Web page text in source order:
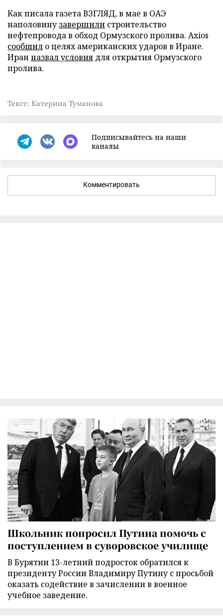
Как писала газета ВЗГЛЯД, в мае в ОАЭ
наполовинузавершили строительство
нефтепровода в обход Ормузского пролива. Axios
сообщил о целях американских ударов в Иране.
Иран назвал условия для открытия Ормузского
пролива.
Текст: Катерина Туманова
Подписывайтесь на наши
каналы
Комментировать
Школьник попросил Путина помочь с
поступлением в суворовское училище
В Бурятии 13-летний подросток обратился к
президенту России Владимиру Путину с просьбой
оказать содействие в зачислении в военное
учебное заведение.